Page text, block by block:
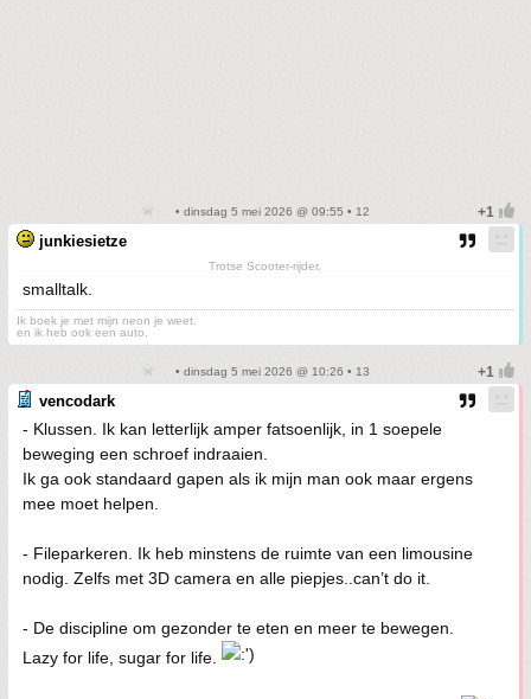
• dinsdag 5 mei 2026 @ 09:55 • 12
junkiesietze
Trotse Scooter-rijder.
smalltalk.
Ik boek je met mijn neon je weet.
en ik heb ook een auto.
• dinsdag 5 mei 2026 @ 10:26 • 13
vencodark
- Klussen. Ik kan letterlijk amper fatsoenlijk, in 1 soepele
beweging een schroef indraaien.
Ik ga ook standaard gapen als ik mijn man ook maar ergens
mee moet helpen.
- Fileparkeren. Ik heb minstens de ruimte van een limousine
nodig. Zelfs met 3D camera en alle piepjes..can’t do it.
- De discipline om gezonder te eten en meer te bewegen.
Lazy for life, sugar for life.